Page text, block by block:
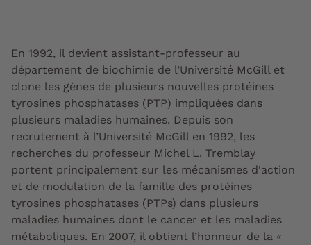
En 1992, il devient assistant-professeur au
département de biochimie de l’Université McGill et
clone les gènes de plusieurs nouvelles protéines
tyrosines phosphatases (PTP) impliquées dans
plusieurs maladies humaines. Depuis son
recrutement à l’Université McGill en 1992, les
recherches du professeur Michel L. Tremblay
portent principalement sur les mécanismes d'action
et de modulation de la famille des protéines
tyrosines phosphatases (PTPs) dans plusieurs
maladies humaines dont le cancer et les maladies
métaboliques. En 2007, il obtient l’honneur de la «